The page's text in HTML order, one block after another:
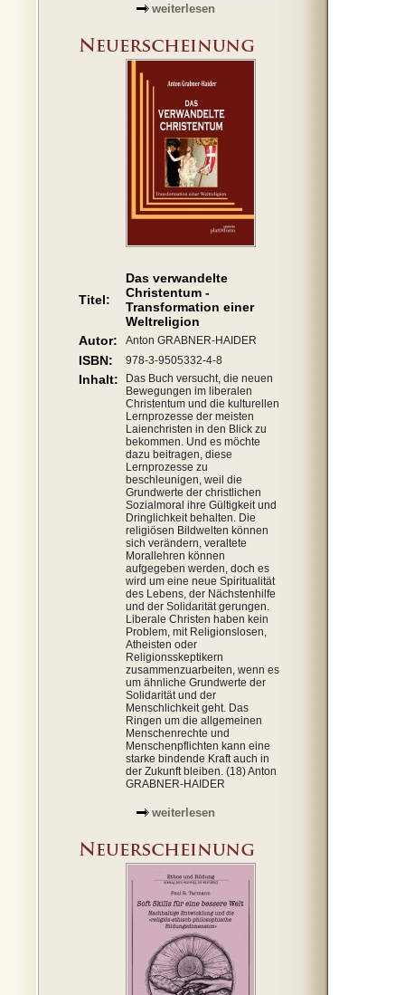
weiterlesen
Titel:
Das verwandelte
Christentum -
Transformation einer
Weltreligion
Autor:
Anton GRABNER-HAIDER
ISBN: 978-3-9505332-4-8
Inhalt:
Das Buch versucht, die neuen
Bewegungen im liberalen
Christentum und die kulturellen
Lernprozesse der meisten
Laienchristen in den Blick zu
bekommen. Und es möchte
dazu beitragen, diese
Lernprozesse zu
beschleunigen, weil die
Grundwerte der christlichen
Sozialmoral ihre Gültigkeit und
Dringlichkeit behalten. Die
religiösen Bildwelten können
sich verändern, veraltete
Morallehren können
aufgegeben werden, doch es
wird um eine neue Spiritualität
des Lebens, der Nächstenhilfe
und der Solidarität gerungen.
Liberale Christen haben kein
Problem, mit Religionslosen,
Atheisten oder
Religionsskeptikern
zusammenzuarbeiten, wenn es
um ähnliche Grundwerte der
Solidarität und der
Menschlichkeit geht. Das
Ringen um die allgemeinen
Menschenrechte und
Menschenpflichten kann eine
starke bindende Kraft auch in
der Zukunft bleiben. (18) Anton
GRABNER-HAIDER
weiterlesen